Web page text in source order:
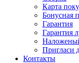
Карта
Бонусная
Гарантия
Гарантия
Пригласи
Контакты